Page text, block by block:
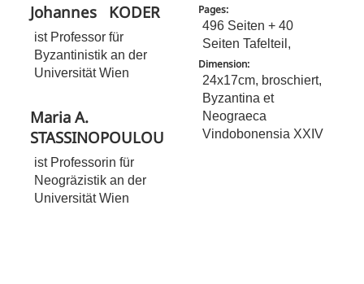
Johannes KODER
ist Professor für
Byzantinistik an der
Universität Wien
Maria A.
STASSINOPOULOU
ist Professorin für
Neogräzistik an der
Universität Wien
Pages:
496 Seiten + 40
Seiten Tafelteil,
Dimension:
24x17cm, broschiert,
Byzantina et
Neograeca
Vindobonensia XXIV